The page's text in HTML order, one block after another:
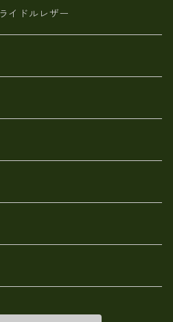
製】メンズ 財布
ズ 財布
ズ レディース
ラシ革(シールスキン)
イドルレザー